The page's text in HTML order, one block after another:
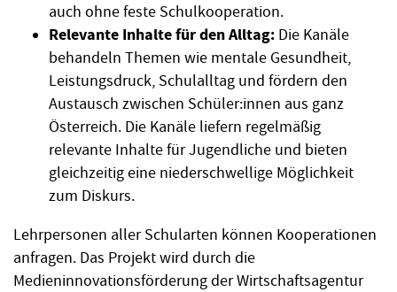
auch ohne feste Schulkooperation.
Relevante Inhalte für den Alltag: Die Kanäle
behandeln Themen wie mentale Gesundheit,
Leistungsdruck, Schulalltag und fördern den
Austausch zwischen Schüler:innen aus ganz
Österreich. Die Kanäle liefern regelmäßig
relevante Inhalte für Jugendliche und bieten
gleichzeitig eine niederschwellige Möglichkeit
zum Diskurs.
Lehrpersonen aller Schularten können Kooperationen
anfragen. Das Projekt wird durch die
Medieninnovationsförderung der Wirtschaftsagentur